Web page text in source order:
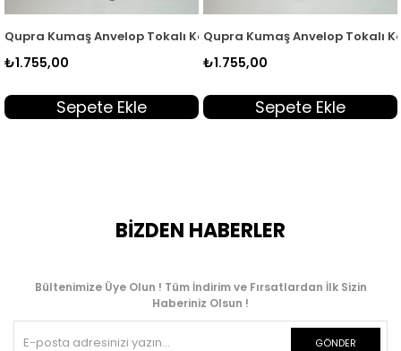
2003
Düğmeli Kadın Tunik Acı Kahve KSR 2003
Kumaş Anvelop Tokalı Kadın Tunik Siyah QTN 7104
Sepete Ekle
Qupra Kumaş Anvelop Tokalı
₺1.755,00
Sepete Ekle
BİZDEN HABERLER
Bültenimize Üye Olun ! Tüm İndirim ve Fırsatlardan İlk Sizin
Haberiniz Olsun !
GÖNDER